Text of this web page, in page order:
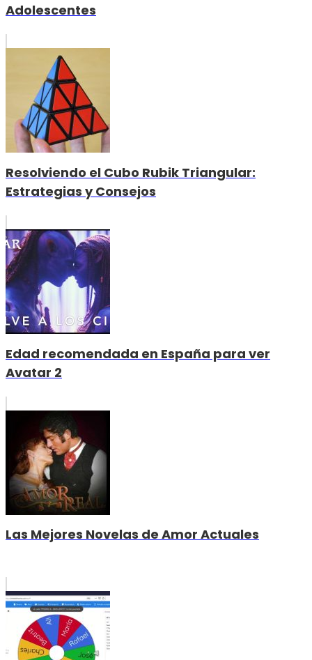
Adolescentes
Resolviendo el Cubo Rubik Triangular:
Estrategias y Consejos
Edad recomendada en España para ver
Avatar 2
Las Mejores Novelas de Amor Actuales